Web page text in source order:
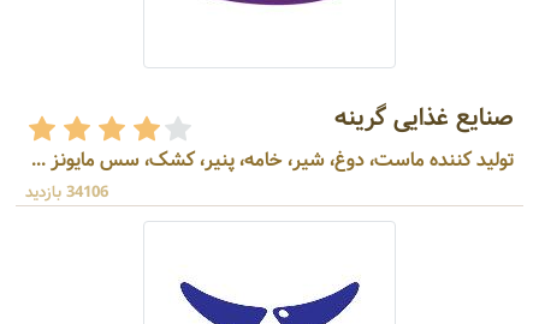
صنایع غذایی گرینه
تولید کننده ماست، دوغ، شیر، خامه، پنیر، کشک، سس مایونز ...
34106 بازدید